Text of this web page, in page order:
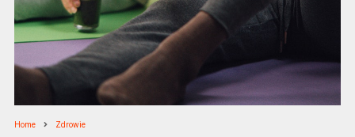
Home Zdrowie